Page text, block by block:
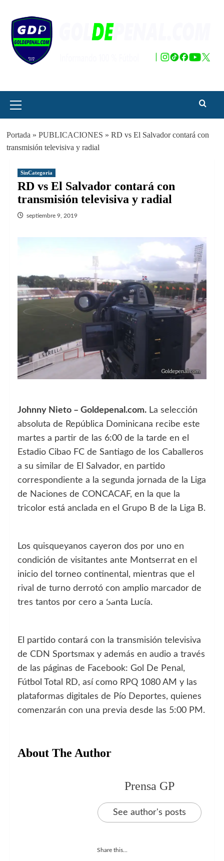
contenido
principal
Portada » PUBLICACIONES » RD vs El Salvador contará con
transmisión televisiva y radial
SinCategoria
RD vs El Salvador contará con
transmisión televisiva y radial
septiembre 9, 2019
Johnny Nieto – Goldepenal.com. La selección
absoluta de República Dominicana recibe este
martes a partir de las 6:00 de la tarde en el
Estadio Cibao FC de Santiago de los Caballeros
a su similar de El Salvador, en partido
correspondiente a la segunda jornada de la Liga
de Naciones de CONCACAF, en la que la
tricolor está anclada en el Grupo B de la Liga B.
Los quisqueyanos cayeron dos por uno en
condición de visitantes ante Montserrat en el
inicio del torneo continental, mientras que el
rival de turno derrotó con amplio marcador de
tres tantos por cero a Santa Lucía.
El partido contará con la transmisión televisiva
de CDN Sportsmax y además en audio a través
de las páginas de Facebook: Gol De Penal,
Fútbol Total RD, así como RPQ 1080 AM y las
plataformas digitales de Pío Deportes, quienes
comenzarán con una previa desde las 5:00 PM.
About The Author
Prensa GP
See author's posts
Share this...